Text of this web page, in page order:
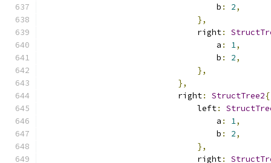
                                    b
: 2,
},
                                right
:
                                    a
: 1,
                                    b
: 2,
},
},
                            right
: StructTree2{
                                left
:
                                    a
: 1,
                                    b
: 2,
},
                                right
: